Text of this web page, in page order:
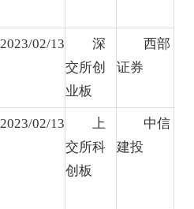
2023/02/13
深
交所创
业板
西部
证券
2023/02/13
上
交所科
创板
中信
建投